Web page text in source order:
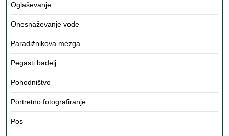
Oglaševanje
Onesnaževanje vode
Paradižnikova mezga
Pegasti badelj
Pohodništvo
Portretno fotografiranje
Pos